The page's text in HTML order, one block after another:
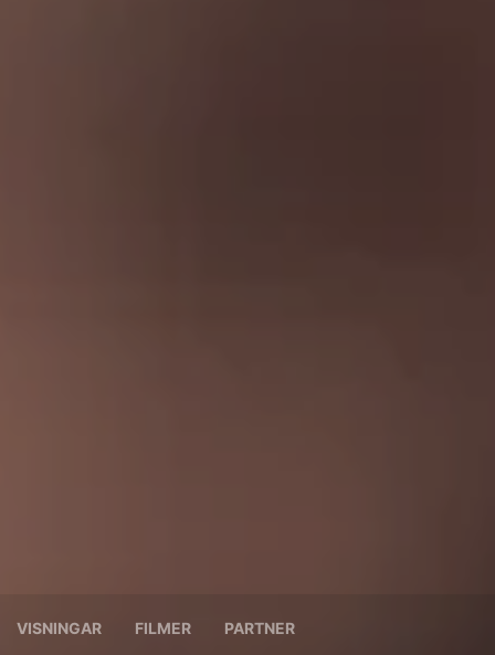
VISNINGAR FILMER PARTNER